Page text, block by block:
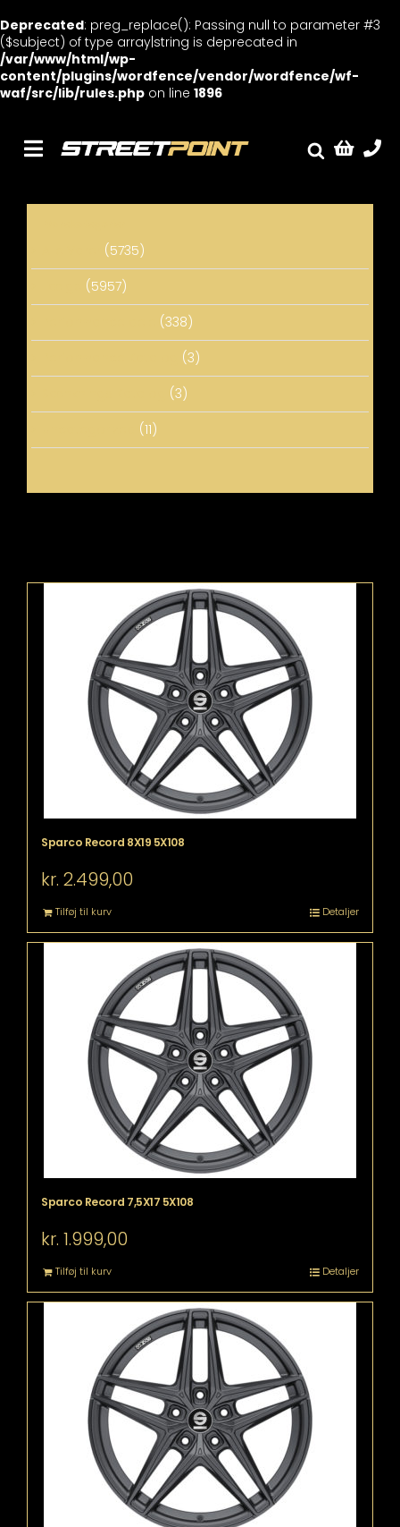
Deprecated: preg_replace(): Passing null to parameter #3
($subject) of type array|string is deprecated in
/var/www/html/wp-
content/plugins/wordfence/vendor/wordfence/wf-
waf/src/lib/rules.php on line 1896
content
Toggle
Sænkning
Ventilrens
Værksted
Sparco Record 8X19 5X108
kr. 2.499,00
Tilføj til kurv Detaljer
Sparco Record 7,5X17 5X108
kr. 1.999,00
Tilføj til kurv Detaljer
(5735)
(5957)
(338)
(3)
(3)
(11)